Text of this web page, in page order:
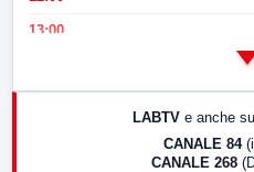
13:00
17:00
LABTV e anche
CANALE 84
CANALE 268